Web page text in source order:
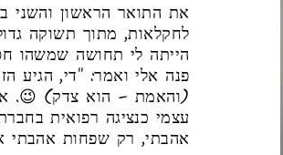
את התואר הראשון והשני
לחקלאות, מתוך תשוקה
הייתה לי תחושה שמשהו
פנה אלי ואמר: "די, הגיע
(והאמת – הוא צדק) 😉.
עצמי כנציגה רפואית
אהבתי, רק שפחות אהבתי